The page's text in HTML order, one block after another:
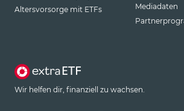
Altersvorsorge mit ETFs
Mediadaten
Wir helfen dir, finanziell zu wachsen.